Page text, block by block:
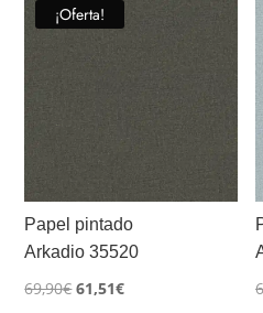
¡Oferta!
Papel pintado
Arkadio 35520
69,90€El
61,51€El